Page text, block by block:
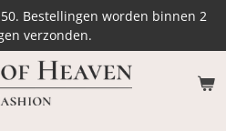
Bestellingen worden binnen 2
verzonden.